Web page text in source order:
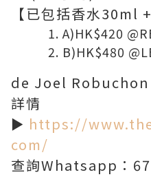
【已包括香水30ml
A)HK$420
B)HK$480
de Joel Robuchon
詳情
► https://
com/
查詢Whatsapp：